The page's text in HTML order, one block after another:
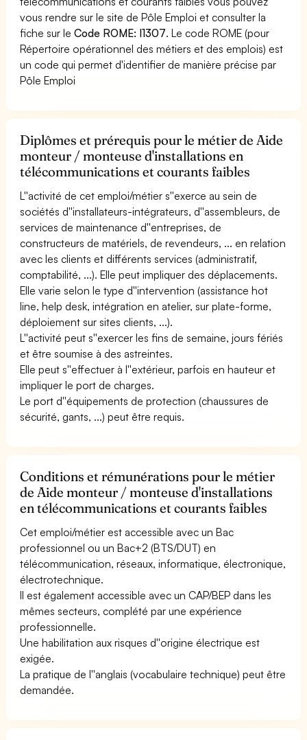
vous rendre sur le site de Pôle Emploi et consulter la
fiche sur leCode ROME: I1307. Le code ROME (pour
Répertoire opérationnel des métiers et des emplois) est
un code qui permet d'identifier de manière précise par
Pôle Emploi
Diplômes et prérequis pour le métier de Aide
monteur / monteuse d'installations en
télécommunications et courants faibles
L''activité de cet emploi/métier s''exerce au sein de
sociétés d''installateurs-intégrateurs, d''assembleurs, de
services de maintenance d''entreprises, de
constructeurs de matériels, de revendeurs, ... en relation
avec les clients et différents services (administratif,
comptabilité, ...). Elle peut impliquer des déplacements.
Elle varie selon le type d''intervention (assistance hot
line, help desk, intégration en atelier, sur plate-forme,
déploiement sur sites clients, ...).
L''activité peut s''exercer les fins de semaine, jours fériés
et être soumise à des astreintes.
Elle peut s''effectuer à l''extérieur, parfois en hauteur et
impliquer le port de charges.
Le port d''équipements de protection (chaussures de
sécurité, gants, ...) peut être requis.
Conditions et rémunérations pour le métier
de Aide monteur / monteuse d'installations
en télécommunications et courants faibles
Cet emploi/métier est accessible avec un Bac
professionnel ou un Bac+2 (BTS/DUT) en
télécommunication, réseaux, informatique, électronique,
électrotechnique.
Il est également accessible avec un CAP/BEP dans les
mêmes secteurs, complété par une expérience
professionnelle.
Une habilitation aux risques d''origine électrique est
exigée.
La pratique de l''anglais (vocabulaire technique) peut être
demandée.